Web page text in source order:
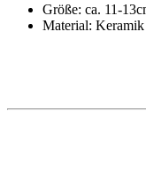
Größe: ca. 11-
Material: Keramik